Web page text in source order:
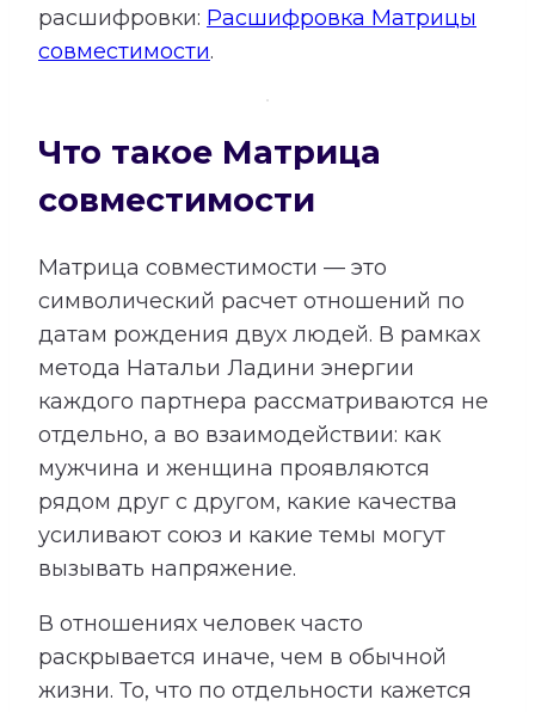
расшифровки: Расшифровка Матрицы
совместимости.
Что такое Матрица
совместимости
Матрица совместимости — это
символический расчет отношений по
датам рождения двух людей. В рамках
метода Натальи Ладини энергии
каждого партнера рассматриваются не
отдельно, а во взаимодействии: как
мужчина и женщина проявляются
рядом друг с другом, какие качества
усиливают союз и какие темы могут
вызывать напряжение.
В отношениях человек часто
раскрывается иначе, чем в обычной
жизни. То, что по отдельности кажется